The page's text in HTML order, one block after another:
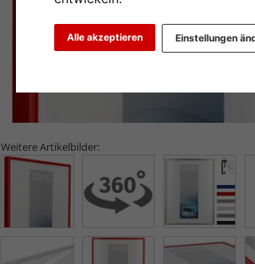
Alle akzeptieren Einstellungen
Weitere Artikelbilder: